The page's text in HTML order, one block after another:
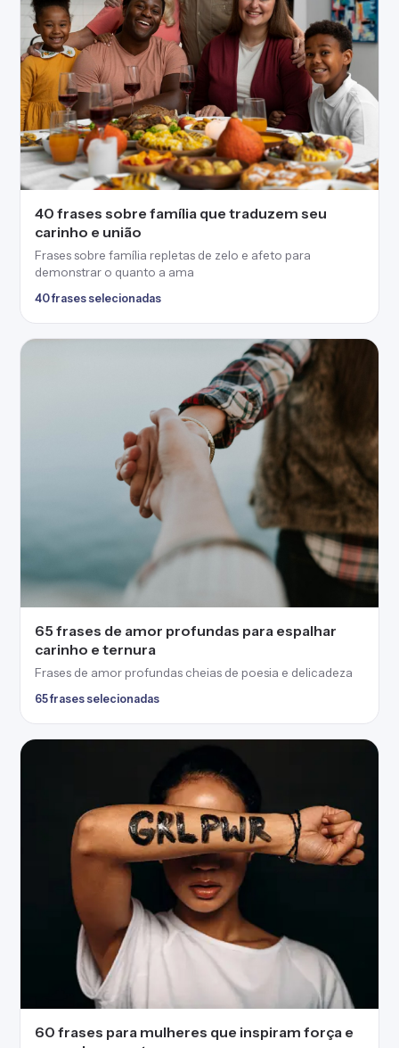
40 frases sobre família que traduzem seu
carinho e união
Frases sobre família repletas de zelo e afeto para
demonstrar o quanto a ama
40 frases selecionadas
65 frases de amor profundas para espalhar
carinho e ternura
Frases de amor profundas cheias de poesia e delicadeza
65 frases selecionadas
60 frases para mulheres que inspiram força e